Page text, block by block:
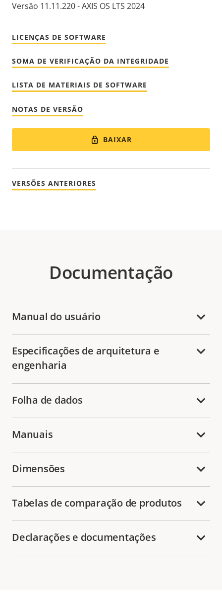
Versão 11.11.220 - AXIS OS LTS 2024
LICENÇAS DE SOFTWARE
SOMA DE VERIFICAÇÃO DA INTEGRIDADE
LISTA DE MATERIAIS DE SOFTWARE
NOTAS DE VERSÃO
BAIXAR
VERSÕES ANTERIORES
Documentação
Manual do usuário
Especificações de arquitetura e
engenharia
Folha de dados
Manuais
Dimensões
Tabelas de comparação de produtos
Declarações e documentações